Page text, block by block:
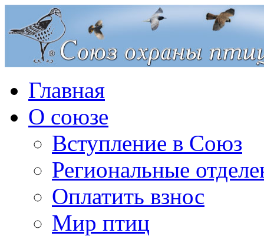
Главная
О союзе
Вступление в Союз
Региональные
Оплатить взнос
Мир птиц